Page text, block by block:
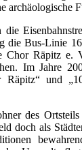
archäologische
die Bus-Linie
Chor Räpitz e.
Im Jahre
Räpitz“ und
des
doch als